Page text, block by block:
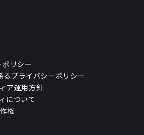
リシー
プライバシーポリシー
ア運用方針
について
権